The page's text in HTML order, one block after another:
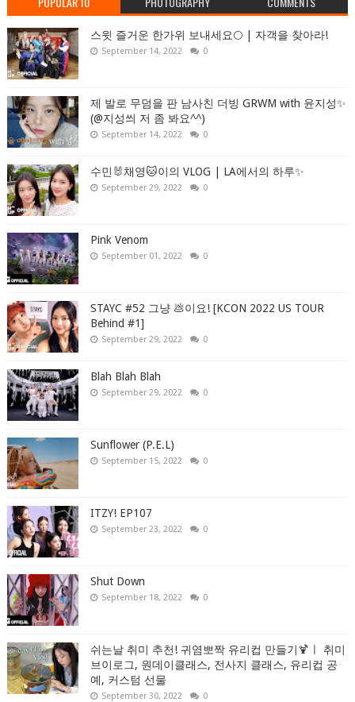
스윗 즐거운 한가위 보내세요🌕 | 자객을 찾아라!
September 14, 2022 0
제 발로 무덤을 판 남사친 더빙 GRWM with 윤지성✨
(@지성씌 저 좀 봐요^^)
September 14, 2022 0
수민🐰채영🐱이의 VLOG | LA에서의 하루✨
September 29, 2022 0
Pink Venom
September 01, 2022 0
STAYC #52 그냥 💩이요! [KCON 2022 US TOUR
Behind #1]
September 29, 2022 0
Blah Blah Blah
September 29, 2022 0
Sunflower (P.E.L)
September 15, 2022 0
ITZY! EP107
September 23, 2022 0
Shut Down
September 18, 2022 0
쉬는날 취미 추천! 귀염뽀짝 유리컵 만들기🍹ㅣ 취미
브이로그, 원데이클래스, 전사지 클래스, 유리컵 공
예, 커스텀 선물
September 30, 2022 0